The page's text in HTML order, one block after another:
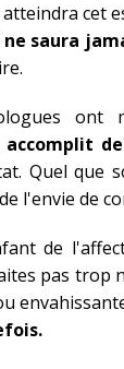
cet
ne saura
Quel que
l'envie de
de
pas trop